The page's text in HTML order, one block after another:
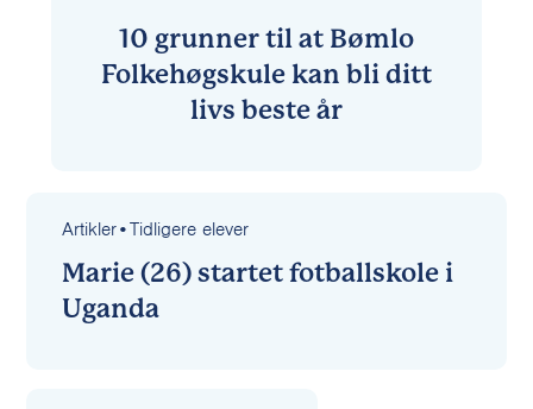
10 grunner til at Bømlo
Folkehøgskule kan bli ditt
livs beste år
Artikler•Tidligere elever
Marie (26) startet fotballskole i
Uganda